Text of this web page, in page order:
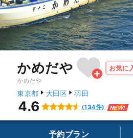
かめだや
かめだや
お気に
東京都 大田区 羽田
4.6 (134件) NEW!
予約プラン